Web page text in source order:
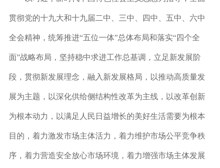
贯彻党的十九大和十九届二中、三中、四中、五中、六中
全会精神，统筹推进“五位一体”总体布局和落实“四个全
面”战略布局，坚持稳中求进工作总基调，立足新发展阶
段，贯彻新发展理念，融入新发展格局，以推动高质量发
展为主题，以深化供给侧结构性改革为主线，以改革创新
为根本动力，以满足人民日益增长的美好生活需要为根本
目的，着力激发市场主体活力，着力维护市场公平竞争秩
序，着力营造安全放心市场环境，着力增强市场主体发展